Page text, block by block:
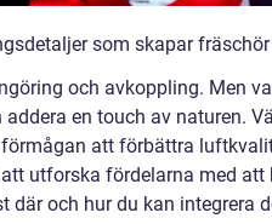
som skapar
och avkoppling. Men
en touch av naturen.
att förbättra
utforska fördelarna med att
och hur du kan integrera